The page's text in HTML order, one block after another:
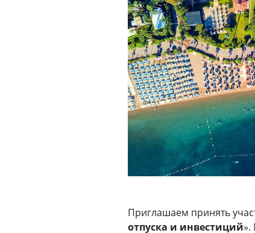
Приглашаем принять
отпуска и инвестиций».